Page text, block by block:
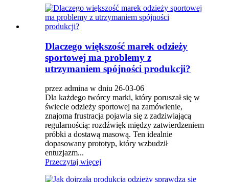
Dlaczego większość marek odzieży
sportowej ma problemy z
utrzymaniem spójności produkcji?
przez admina w dniu 26-03-06
Dla każdego twórcy marki, który poruszał się w
świecie odzieży sportowej na zamówienie,
znajoma frustracja pojawia się z zadziwiającą
regularnością: rozdźwięk między zatwierdzeniem
próbki a dostawą masową. Ten idealnie
dopasowany prototyp, który wzbudził
entuzjazm...
Przeczytaj więcej